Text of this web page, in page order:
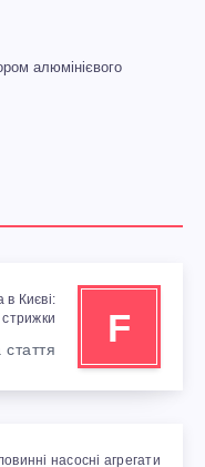
алюмінієвого
F
Києві:
насосні агрегати